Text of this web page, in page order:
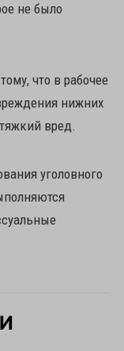
не было
что в рабочее
нижних
вред.
уголовного